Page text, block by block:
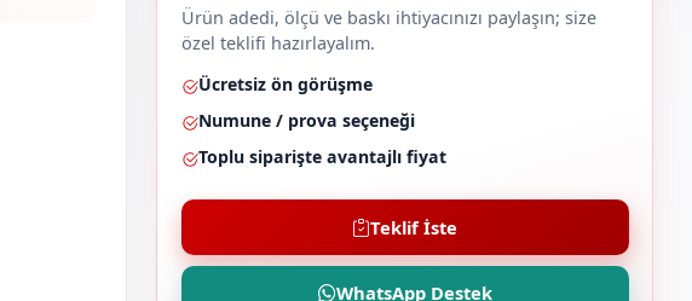
Ürün adedi, ölçü ve baskı ihtiyacınızı paylaşın; size
özel teklifi hazırlayalım.
Ücretsiz ön görüşme
Numune / prova seçeneği
Toplu siparişte avantajlı fiyat
Teklif İste
WhatsApp Destek